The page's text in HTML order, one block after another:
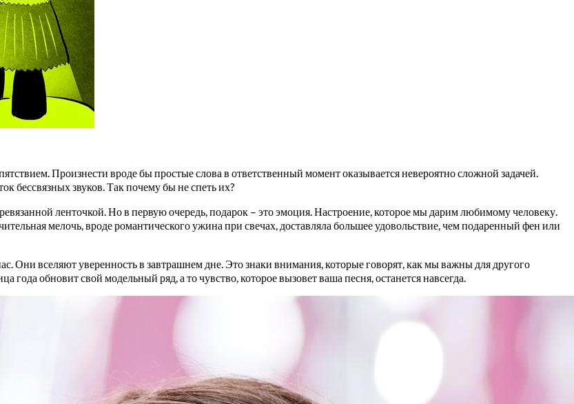
Произнести вроде бы простые слова в ответственный момент оказывается невероятно сложной задачей.
бессвязных звуков. Так почему бы не спеть их?
ленточкой. Но в первую очередь, подарок – это эмоция. Настроение, которое мы дарим любимому человеку.
мелочь, вроде романтического ужина при свечах, доставляла большее удовольствие, чем подаренный фен или
Они вселяют уверенность в завтрашнем дне. Это знаки внимания, которые говорят, как мы важны для другого
обновит свой модельный ряд, а то чувство, которое вызовет ваша песня, останется навсегда.